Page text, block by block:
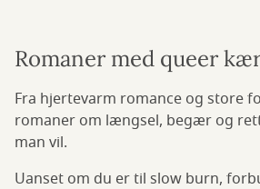
Romaner med queer
Fra hjertevarm romance og store
romaner om længsel, begær og
man vil.
Uanset om du er til slow burn,